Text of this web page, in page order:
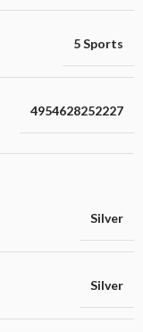
5 Sports
4954628252227
Silver
Silver